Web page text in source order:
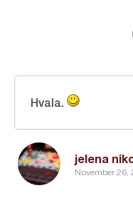
jelena
November 26,
Hvala.